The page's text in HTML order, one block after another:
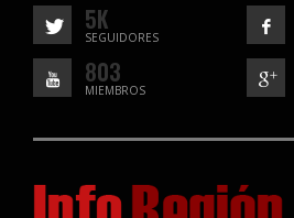
5K
SEGUIDORES
803
MIEMBROS